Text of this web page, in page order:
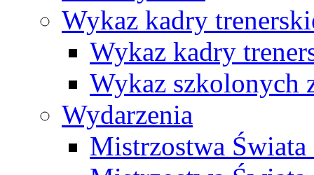
Wykaz kadry
Wykaz kadry
Wykaz szkolonych
Wydarzenia
Mistrzostwa